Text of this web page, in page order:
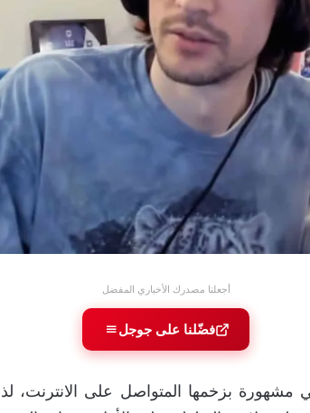
أجعلنا مصدرك الأخباري المفضل
فضّلنا على جوجل
مشهورة بزخمها المتواصل على